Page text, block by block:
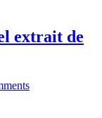
extrait de